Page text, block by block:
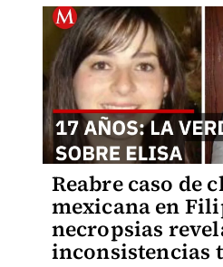
Reabre caso de
mexicana en
necropsias
inconsistencias